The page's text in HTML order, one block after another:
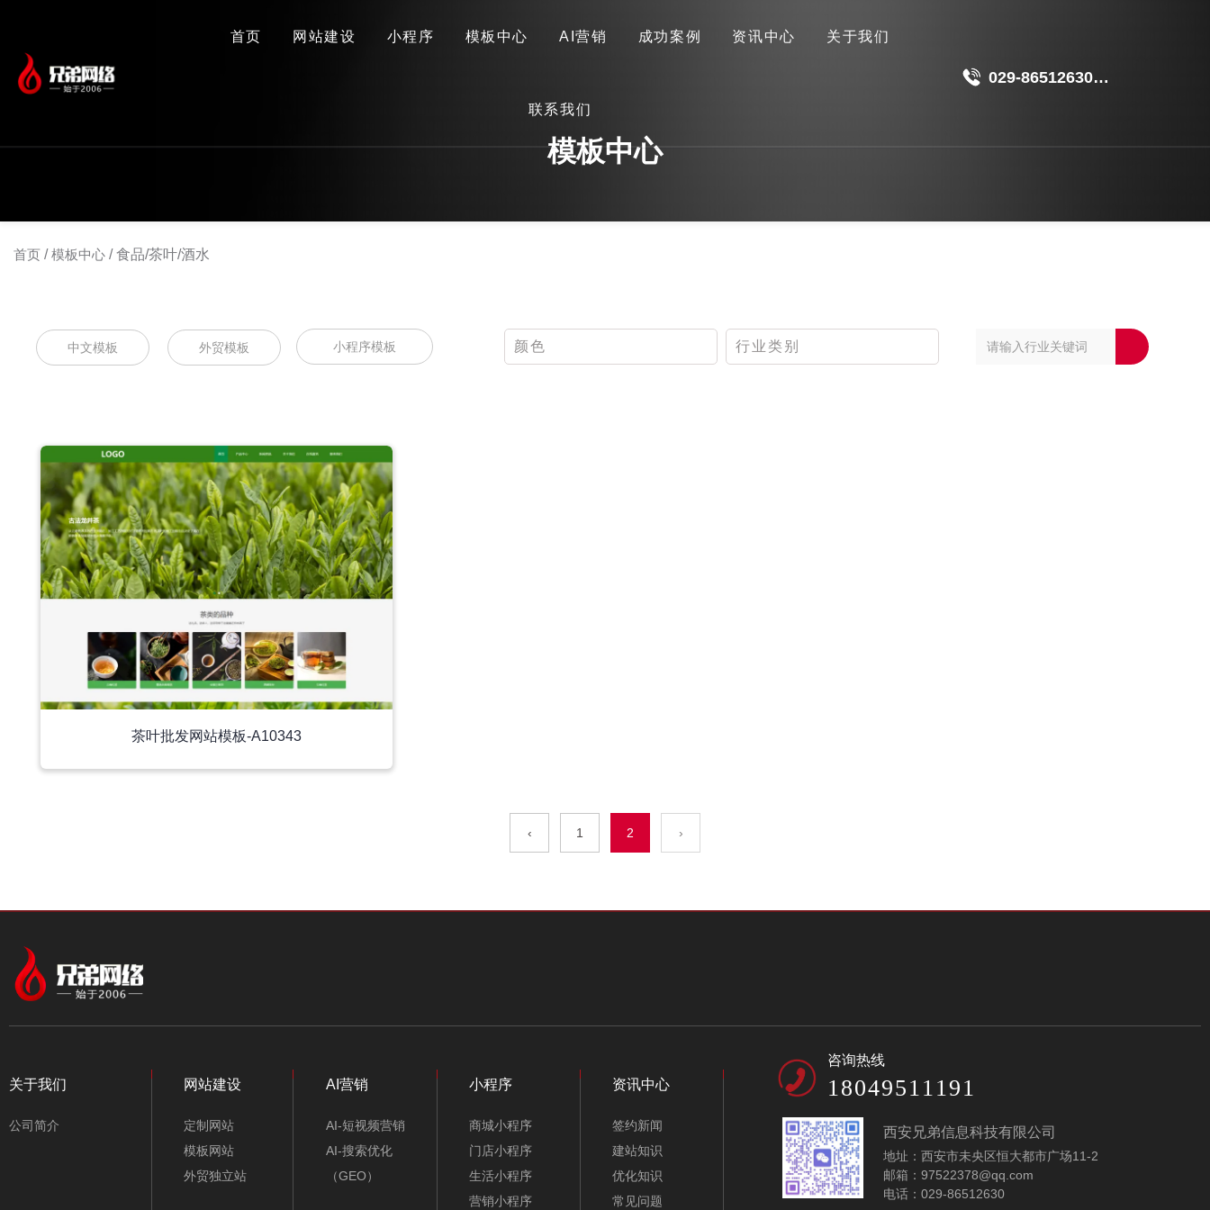
首页 网站建设 小程序 模板中心 AI营销 成功案例 资讯中心 关于我们
联系我们
029-86512630
首页 关于我们 网站建设 小程序 模板中心
模板中心
首页 /模板中心 /食品/茶叶/酒水
中文模板 外贸模板 小程序模板 颜色 行业类别
茶叶批发网站模板-A10343
‹ 1 2 ›
中文模板
外贸模板
颜色
不限类别
板-A10282
A10317
模板-A10330
茶叶批发网站模板-
‹
关于我们
公司简介
网站建设
定制网站
模板网站
外贸独立站
AI营销
AI-短视频营销
AI-搜索优化
（GEO）
小程序
商城小程序
门店小程序
生活小程序
营销小程序
资讯中心
签约新闻
建站知识
优化知识
常见问题
咨询热线
18049511191
西安兄弟信息科技有限公司
地址：西安市未央区恒大都市广场11-2
邮箱：97522378@qq.com
电话：029-86512630